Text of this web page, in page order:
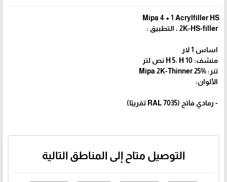
Mipa 4 + 1 Acrylfiller HS
2K-HS-filler ، التطبيق :
اساس 1 لار
منشف: H 5، H 10 نص لتر
تنر: Mipa 2K-Thinner 25%
الألوان:
- رمادي فاتح (RAL 7035 تقريبًا)
التوصيل متاح إلى المناطق التالية